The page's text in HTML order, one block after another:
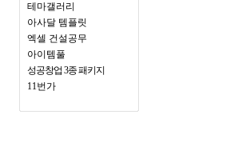
테마갤러리
아사달 템플릿
엑셀 건설공무
아이템풀
성공창업 3종 패키지
11번가